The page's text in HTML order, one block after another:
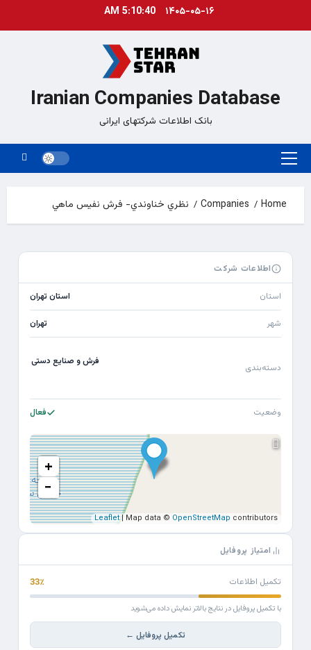
۱۴۰۵-۰۵-۱۶ 5:10:40 AM
Iranian Companies Database
بانک اطلاعات شرکتهای ایرانی
Primary
Home
Companies نظري خناوندي- فرش نفيس ماهي
اطلاعات شرکت
استان استان تهران
شهر تهران
دسته‌بندی
فرش و صنایع دستی
وضعیت فعال
+
−
Leaflet| Map data © OpenStreetMap contributors
امتیاز پروفایل
تکمیل اطلاعات 33٪
با تکمیل پروفایل در نتایج بالاتر نمایش داده می‌شوید
تکمیل پروفایل ←